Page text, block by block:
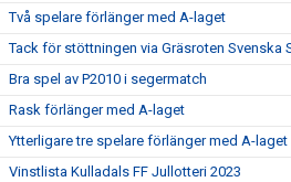
Två spelare förlänger med A-laget
Tack för stöttningen via Gräsroten Svenska
Bra spel av P2010 i segermatch
Rask förlänger med A-laget
Ytterligare tre spelare förlänger med A-laget
Vinstlista Kulladals FF Jullotteri 2023